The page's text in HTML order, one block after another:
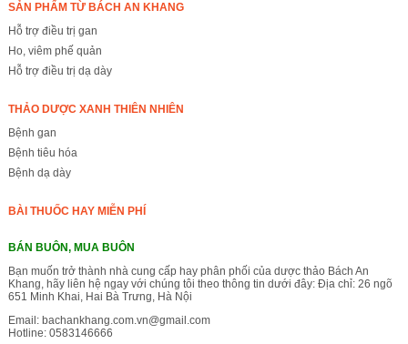
SẢN PHẨM TỪ BÁCH AN KHANG
Hỗ trợ điều trị gan
Ho, viêm phế quản
Hỗ trợ điều trị dạ dày
THẢO DƯỢC XANH THIÊN NHIÊN
Bệnh gan
Bệnh tiêu hóa
Bệnh dạ dày
BÀI THUỐC HAY MIỄN PHÍ
BÁN BUÔN, MUA BUÔN
Bạn muốn trở thành nhà cung cấp hay phân phối của dược thảo Bách An
Khang, hãy liên hệ ngay với chúng tôi theo thông tin dưới đây: Địa chỉ: 26 ngõ
651 Minh Khai, Hai Bà Trưng, Hà Nội
Email: bachankhang.com.vn@gmail.com
Hotline: 0583146666